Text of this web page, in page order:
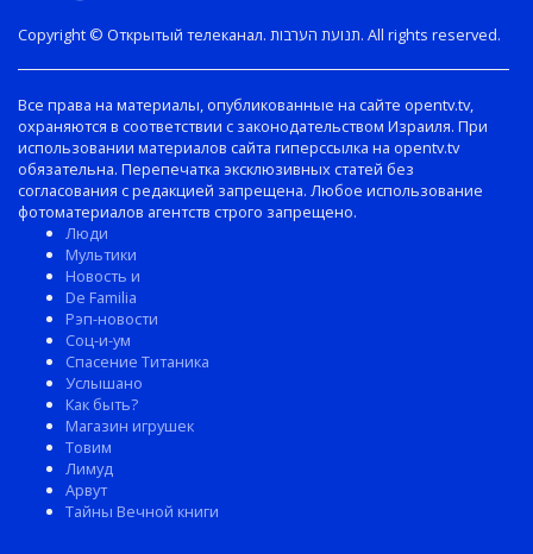
Copyright © Открытый телеканал. תנועת הערבות. All rights reserved.
Все права на материалы, опубликованные на сайте opentv.tv,
охраняются в соответствии с законодательством Израиля. При
использовании материалов сайта гиперссылка на opentv.tv
обязательна. Перепечатка эксклюзивных статей без
согласования с редакцией запрещена. Любое использование
фотоматериалов агентств строго запрещено.
Люди
Мультики
Новость и
De Familia
Рэп-новости
Соц-и-ум
Спасение Титаника
Услышано
Как быть?
Магазин игрушек
Товим
Лимуд
Арвут
Тайны Вечной книги